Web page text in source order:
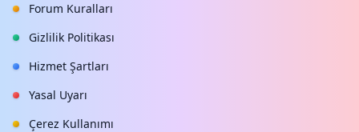
Forum Kuralları
Gizlilik Politikası
Hizmet Şartları
Yasal Uyarı
Çerez Kullanımı